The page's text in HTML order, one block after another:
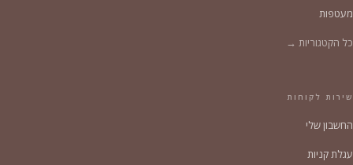
מעטפות
כל הקטגוריות →
שירות לקוחות
החשבון שלי
עגלת קניות